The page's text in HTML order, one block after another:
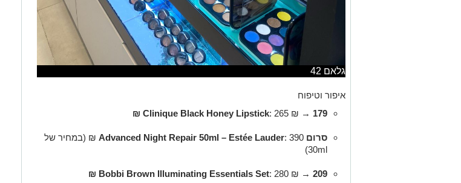
גלאם 42
איפור וטיפוח
Clinique Black Honey Lipstick: 265 ₪ → 179 ₪
סרום Advanced Night Repair 50ml – Estée Lauder
: 390 ₪ (במחיר של
30ml)
Bobbi Brown Illuminating Essentials Set: 280 ₪ → 209 ₪